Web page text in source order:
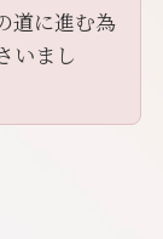
道に進む為
いまし